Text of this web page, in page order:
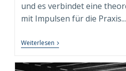
und es verbindet eine
mit Impulsen für die Praxis...
Weiterlesen Fachbuch
“Syndimensionale
Zur